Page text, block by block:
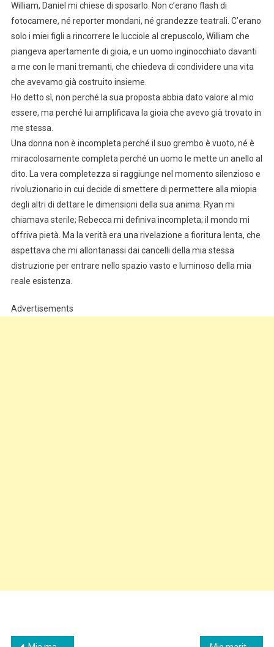
William, Daniel mi chiese di sposarlo. Non c’erano flash di
fotocamere, né reporter mondani, né grandezze teatrali. C’erano
solo i miei figli a rincorrere le lucciole al crepuscolo, William che
piangeva apertamente di gioia, e un uomo inginocchiato davanti
a me con le mani tremanti, che chiedeva di condividere una vita
che avevamo già costruito insieme.
Ho detto sì, non perché la sua proposta abbia dato valore al mio
essere, ma perché lui amplificava la gioia che avevo già trovato in
me stessa.
Una donna non è incompleta perché il suo grembo è vuoto, né è
miracolosamente completa perché un uomo le mette un anello al
dito. La vera completezza si raggiunge nel momento silenzioso e
rivoluzionario in cui decide di smettere di permettere alla miopia
degli altri di dettare le dimensioni della sua anima. Ryan mi
chiamava sterile; Rebecca mi definiva incompleta; il mondo mi
offriva pietà. Ma la verità era una rivelazione a fioritura lenta, che
aspettava che mi allontanassi dai cancelli della mia stessa
distruzione per entrare nello spazio vasto e luminoso della mia
reale esistenza.
Advertisements